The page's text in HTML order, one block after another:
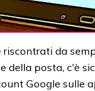
da
della posta, c'è
Google sulle